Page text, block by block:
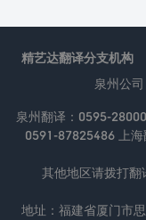
精艺达翻译分支机构
泉州公司
泉州翻译：0595-
0591-87825486 上
其他地区请拨打翻
地址：福建省厦门市